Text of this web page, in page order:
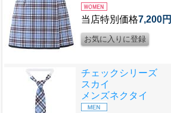
当店特別価格7,200円
チェックシリーズ
スカイ
メンズネクタイ